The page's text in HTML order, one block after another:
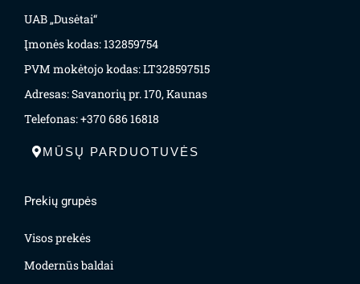
UAB „Dusėtai“
Įmonės kodas: 132859754
PVM mokėtojo kodas: LT328597515
Adresas: Savanorių pr. 170, Kaunas
Telefonas: +370 686 16818
MŪSŲ PARDUOTUVĖS
Prekių grupės
Visos prekės
Modernūs baldai